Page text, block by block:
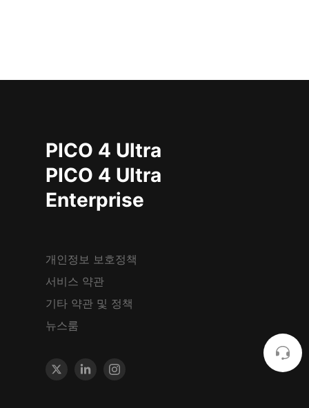
PICO 4 Ultra
PICO 4 Ultra
Enterprise
개인정보 보호정책
서비스 약관
기타 약관 및 정책
뉴스룸